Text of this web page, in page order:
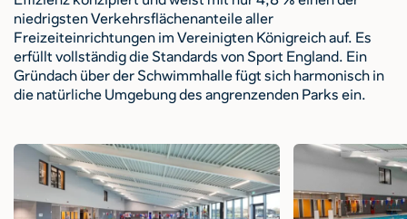
niedrigsten Verkehrsflächenanteile aller
Freizeiteinrichtungen im Vereinigten Königreich auf. Es
erfüllt vollständig die Standards von Sport England. Ein
Gründach über der Schwimmhalle fügt sich harmonisch in
die natürliche Umgebung des angrenzenden Parks ein.